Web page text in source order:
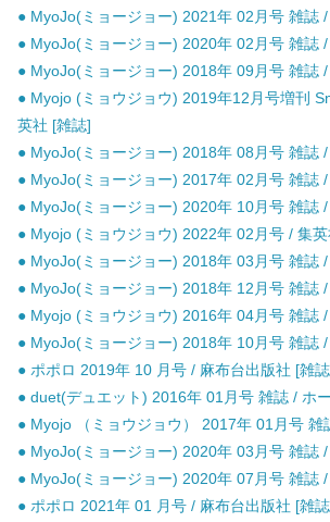
● MyoJo(ミョージョー) 2021年 02月号 雑誌
● MyoJo(ミョージョー) 2020年 02月号 雑誌
● MyoJo(ミョージョー) 2018年 09月号 雑誌
● Myojo (ミョウジョウ) 2019年12月号増刊
英社 [雑誌]
● MyoJo(ミョージョー) 2018年 08月号 雑誌
● MyoJo(ミョージョー) 2017年 02月号 雑誌
● MyoJo(ミョージョー) 2020年 10月号 雑誌
● Myojo (ミョウジョウ) 2022年 02月号 / 集
● MyoJo(ミョージョー) 2018年 03月号 雑誌
● MyoJo(ミョージョー) 2018年 12月号 雑誌
● Myojo (ミョウジョウ) 2016年 04月号 雑誌
● MyoJo(ミョージョー) 2018年 10月号 雑誌
● ポポロ 2019年 10 月号 / 麻布台出版社 [雑
● duet(デュエット) 2016年 01月号 雑誌 / ホ
● Myojo （ミョウジョウ） 2017年 01月号 雑
● MyoJo(ミョージョー) 2020年 03月号 雑誌
● MyoJo(ミョージョー) 2020年 07月号 雑誌
● ポポロ 2021年 01 月号 / 麻布台出版社 [雑